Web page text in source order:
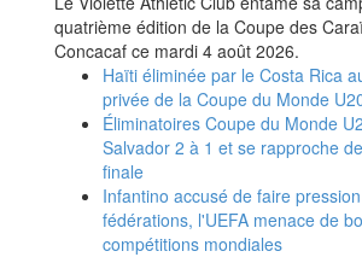
quatrième édition de la Coupe des
Concacaf ce mardi 4 août 2026.
Haïti éliminée par le Costa Rica
privée de la Coupe du Monde
Éliminatoires Coupe du Monde
Salvador 2 à 1 et se rapproche
finale
Infantino accusé de faire
fédérations, l'UEFA menace de
compétitions mondiales